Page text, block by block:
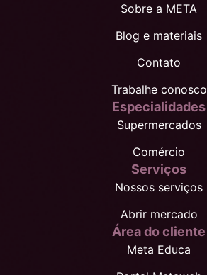
Sobre a META
Blog e materiais
Contato
Trabalhe conosco
Especialidades
Supermercados
Comércio
Serviços
Nossos serviços
Abrir mercado
Área do cliente
Meta Educa